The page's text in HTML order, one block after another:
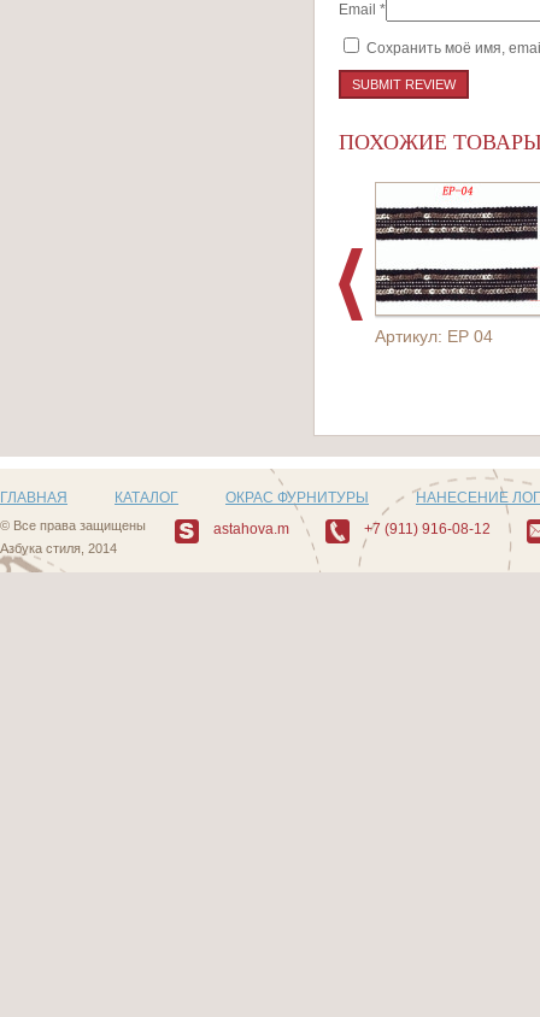
Email *
Сохранить моё имя,
ПОХОЖИЕ
Артикул: EP 04
ГЛАВНАЯ КАТАЛОГ ОКРАС ФУРНИТУРЫ НАНЕСЕНИЕ
© Все права защищены
Азбука стиля, 2014
astahova.m +7 (911) 916-08-12